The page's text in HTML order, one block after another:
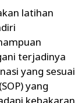
latihan
terjadinya
yang sesuai
yang